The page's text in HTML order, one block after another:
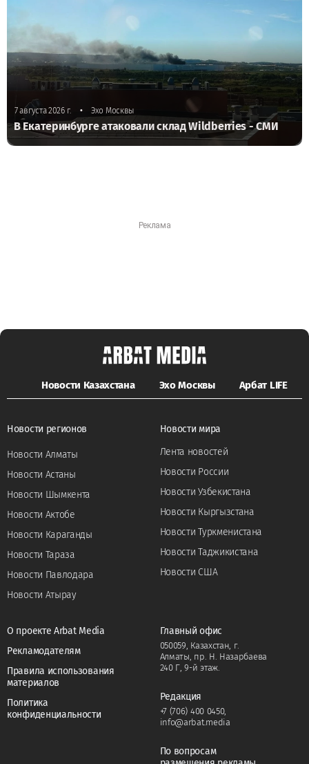
7 августа 2026 г. • Эхо Москвы
В Екатеринбурге атаковали склад Wildberries - СМИ
Новости Казахстана Эхо Москвы Арбат LIFE
Новости регионов
Новости Алматы
Новости Астаны
Новости Шымкента
Новости Актобе
Новости Караганды
Новости Тараза
Новости Павлодара
Новости Атырау
Новости мира
Лента новостей
Новости России
Новости Узбекистана
Новости Кыргызстана
Новости Туркменистана
Новости Таджикистана
Новости США
О проекте Arbat Media
Рекламодателям
Правила использования
материалов
Политика
конфиденциальности
Главный офис
050059, Казахстан, г.
Алматы, пр. Н. Назарбаева
240 Г, 9-й этаж.
Редакция
+7 (706) 400 0450,
info@arbat.media
По вопросам